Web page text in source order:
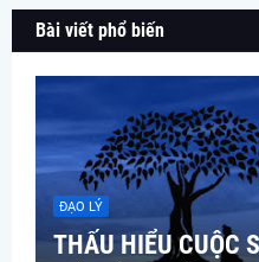
Bài viết phổ biến
ĐẠO LÝ
THẤU HIỂU CUỘC